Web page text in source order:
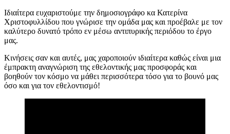
Ιδιαίτερα ευχαριστούμε την δημοσιογράφο κα Κατερίνα
Χριστοφυλλίδου που γνώρισε την ομάδα μας και προέβαλε με τον
καλύτερο δυνατό τρόπο εν μέσω αντιπυρικής περιόδου το έργο
μας.
Κινήσεις σαν και αυτές, μας χαροποιούν ιδιαίτερα καθώς είναι μια
έμπρακτη αναγνώριση της εθελοντικής μας προσφοράς και
βοηθούν τον κόσμο να μάθει περισσότερα τόσο για το βουνό μας
όσο και για τον εθελοντισμό!